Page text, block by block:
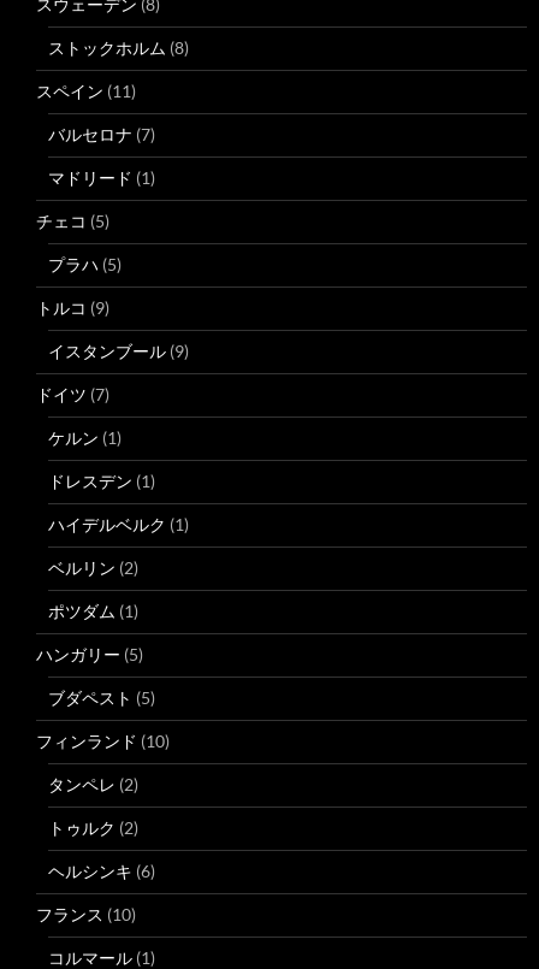
ストックホルム (8)
スペイン (11)
バルセロナ (7)
マドリード (1)
チェコ (5)
プラハ (5)
トルコ (9)
イスタンブール (9)
ドイツ (7)
ケルン (1)
ドレスデン (1)
ハイデルベルク (1)
ベルリン (2)
ポツダム (1)
ハンガリー (5)
ブダペスト (5)
フィンランド (10)
タンペレ (2)
トゥルク (2)
ヘルシンキ (6)
フランス (10)
コルマール (1)